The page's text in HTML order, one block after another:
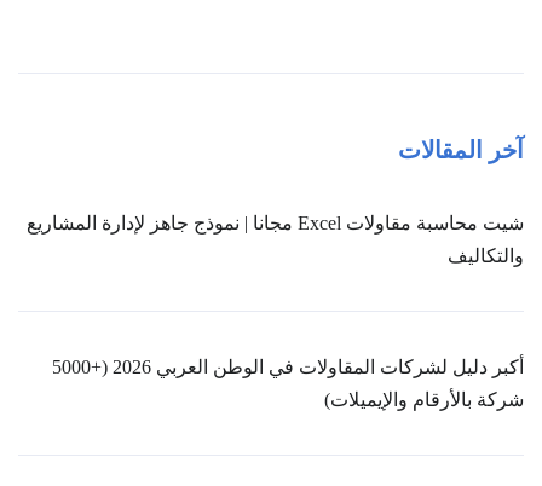
آخر المقالات
شيت محاسبة مقاولات Excel مجانا | نموذج جاهز لإدارة المشاريع
والتكاليف
أكبر دليل لشركات المقاولات في الوطن العربي 2026 (+5000
شركة بالأرقام والإيميلات)